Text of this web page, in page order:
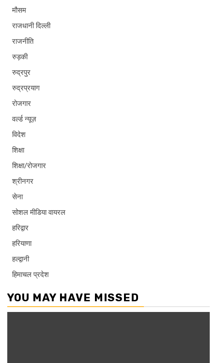
मौसम
राजधानी दिल्ली
राजनीति
रुड़की
रुद्रपुर
रुद्रप्रयाग
रोजगार
वर्ल्ड न्यूज़
विदेश
शिक्षा
शिक्षा/रोजगार
श्रीनगर
सेना
सोशल मीडिया वायरल
हरिद्वार
हरियाणा
हल्द्वानी
हिमाचल प्रदेश
YOU MAY HAVE MISSED